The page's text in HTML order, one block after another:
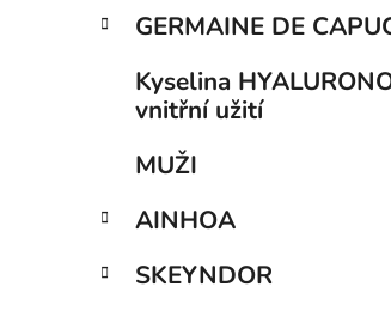
s
í
a
e
GERMAINE DE
Kyselina
vnitřní užití
MUŽI
AINHOA
SKEYNDOR